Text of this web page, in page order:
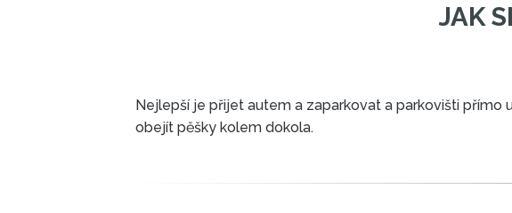
JAK
Nejlepší je přijet autem a zaparkovat a parkovišti přímo
obejít pěšky kolem dokola.